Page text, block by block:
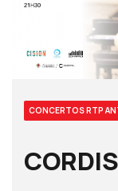
CONCERTOS RTP